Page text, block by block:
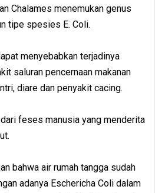
Chalames menemukan genus
tipe spesies E. Coli.
menyebabkan terjadinya
saluran pencernaan makanan
diare dan penyakit cacing.
feses manusia yang menderita
bahwa air rumah tangga sudah
adanya Eschericha Coli dalam